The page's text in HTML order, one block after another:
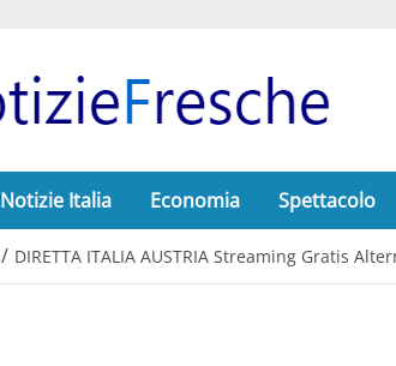
Notizie Italia Economia Spettacolo
/ DIRETTA ITALIA AUSTRIA Streaming Gratis